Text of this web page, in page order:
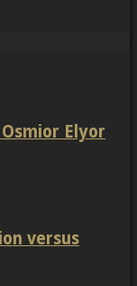
Elyor
versus